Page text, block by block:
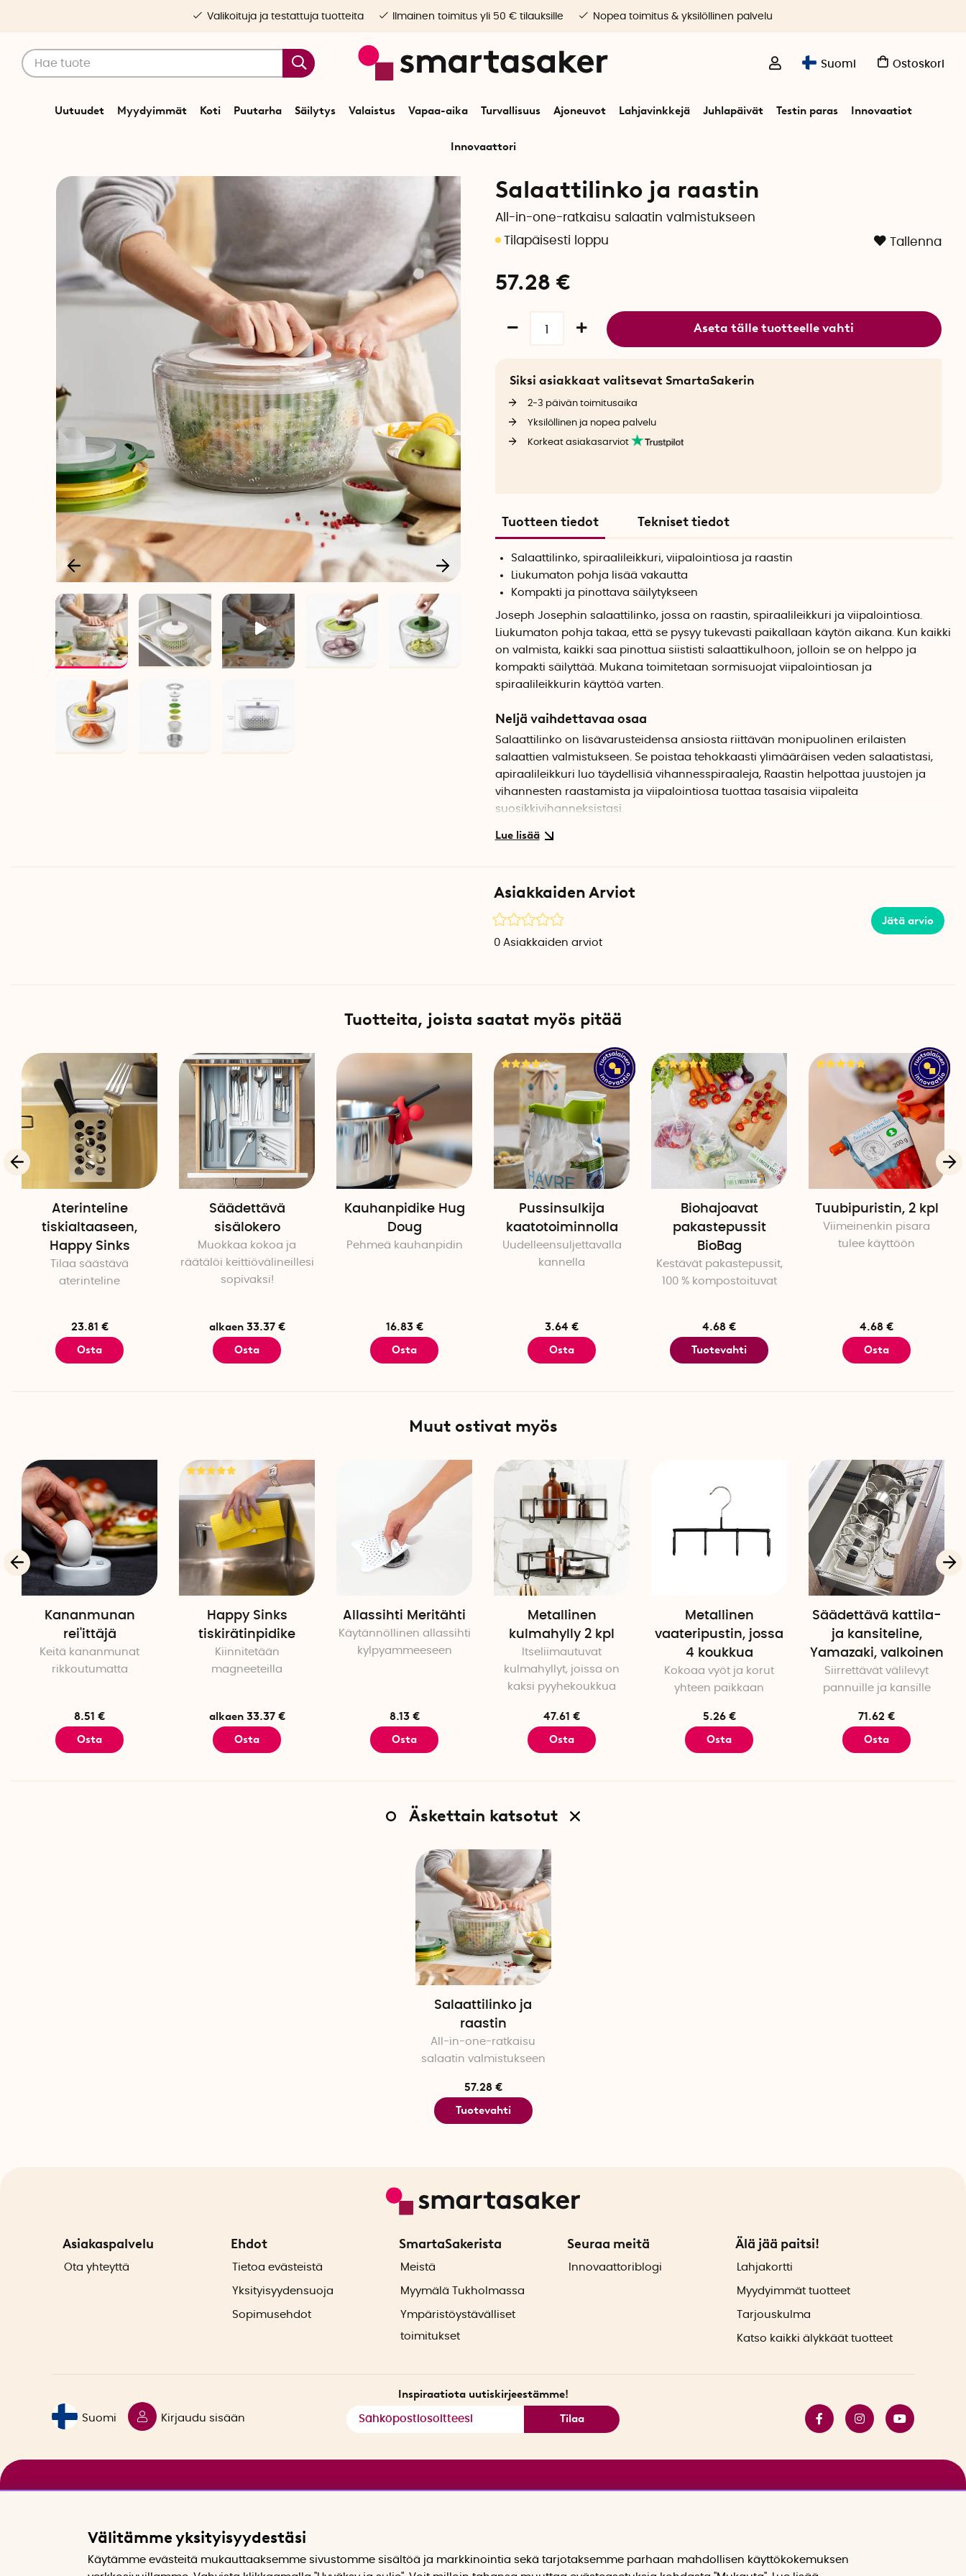
Suomi Ostoskori
Uutuudet Myydyimmät Koti Puutarha Säilytys Valaistus Vapaa-aika Turvallisuus Ajoneuvot Lahjavinkkejä Juhlapäivät Testin paras Innovaatiot
Innovaattori
Valikoituja ja testattuja tuotteita Ilmainen toimitus yli 50 € tilauksille Nopea toimitus & yksilöllinen palvelu
Keittiötarvikkeet Keittiövarusteet
Salaattilinko ja raastin
All-in-one-ratkaisu salaatin valmistukseen
Tallenna
57.28 €
Aseta tälle tuotteelle vahti
Siksi asiakkaat valitsevat SmartaSakerin
2-3 päivän toimitusaika
Yksilöllinen ja nopea palvelu
Korkeat asiakasarviot
Tuotteen tiedot Tekniset tiedot
Salaattilinko, spiraalileikkuri, viipalointiosa ja raastin
Liukumaton pohja lisää vakautta
Kompakti ja pinottava säilytykseen
Joseph Josephin salaattilinko, jossa on raastin, spiraalileikkuri ja viipalointiosa.
Liukumaton pohja takaa, että se pysyy tukevasti paikallaan käytön aikana. Kun kaikki
on valmista, kaikki saa pinottua siististi salaattikulhoon, jolloin se on helppo ja
kompakti säilyttää. Mukana toimitetaan sormisuojat viipalointiosan ja
spiraalileikkurin käyttöä varten.
Neljä vaihdettavaa osaa
Salaattilinko on lisävarusteidensa ansiosta riittävän monipuolinen erilaisten
salaattien valmistukseen. Se poistaa tehokkaasti ylimääräisen veden salaatistasi,
apiraalileikkuri luo täydellisiä vihannesspiraaleja, Raastin helpottaa juustojen ja
vihannesten raastamista ja viipalointiosa tuottaa tasaisia viipaleita
suosikkivihanneksistasi.
Helppo ja turvallinen käyttö
Pinoamismahdollisuus säilytystä varten
Kun et enää tarvitse laitetta, voit helposti pinota kaikki tarvikkeet pääkulhon sisään.
1. Valitse haluamasi osa: salaattilinko, spiraalileikkuri, viipalointiosa tai raastin.
2. Aseta levy kanteen ja kiinnitä se paikalleen.
3. Käytä sormisuojaa viipaloidessasi tai tehdessäsi vihannesspriraaleja.
4. Puhdista kaikki osat käytön jälkeen käsin ja pinoa ne kulhoon säilytystä varten.
Tekniset tiedot
Paino: 967 g
Materiaali: BPA-vapaata muovia
Korkeus: 15,5 cm
Leveys: 24 cm
Syvyys: 24 cm
Pakkauskohtainen määrä: 1
Asiakkaiden Arviot
Jätä arvio
0 Asiakkaiden arviot
Tuotteita, joista saatat myös pitää
Aterinteline
tiskialtaaseen,
Happy Sinks
Tilaa säästävä
aterinteline
23.81 €
Osta
Säädettävä
sisälokero
Muokkaa kokoa ja
räätälöi keittiövälineillesi
sopivaksi!
alkaen 33.37 €
Osta
Kauhanpidike Hug
Doug
Pehmeä kauhanpidin
16.83 €
Osta
Pussinsulkija
kaatotoiminnolla
Uudelleensuljettavalla
kannella
3.64 €
Osta
Biohajoavat
pakastepussit
BioBag
Kestävät pakastepussit,
100 % kompostoituvat
4.68 €
Tuotevahti
Tuubipuristin, 2 kpl
Viimeinenkin pisara
tulee käyttöön
4.68 €
Osta
Muut ostivat myös
Kananmunan
rei'ittäjä
Keitä kananmunat
rikkoutumatta
8.51 €
Osta
Happy Sinks
tiskirätinpidike
Kiinnitetään
magneeteilla
alkaen 33.37 €
Osta
Allassihti Meritähti
Käytännöllinen allassihti
kylpyammeeseen
8.13 €
Osta
Metallinen
kulmahylly 2 kpl
Itseliimautuvat
kulmahyllyt, joissa on
kaksi pyyhekoukkua
47.61 €
Osta
Metallinen
vaateripustin, jossa
4 koukkua
Kokoaa vyöt ja korut
yhteen paikkaan
5.26 €
Osta
Säädettävä kattila-
ja kansiteline,
Yamazaki, valkoinen
Siirrettävät välilevyt
pannuille ja kansille
71.62 €
Osta
Äskettain katsotut
Salaattilinko ja
raastin
All-in-one-ratkaisu
salaatin valmistukseen
57.28 €
Tuotevahti
Asiakaspalvelu
Ota yhteyttä
Ehdot
Tietoa evästeistä
Yksityisyydensuoja
Sopimusehdot
SmartaSakerista
Meistä
Myymälä Tukholmassa
Ympäristöystävälliset
toimitukset
Seuraa meitä
Innovaattoriblogi
Älä jää paitsi!
Lahjakortti
Myydyimmät tuotteet
Tarjouskulma
Katso kaikki älykkäät tuotteet
Suomi Kirjaudu sisään
Inspiraatiota uutiskirjeestämme!
Tilaa
Välitämme yksityisyydestäsi
Käytämme evästeitä mukauttaaksemme sivustomme sisältöä ja markkinointia sekä tarjotaksemme parhaan mahdollisen käyttökokemuksen